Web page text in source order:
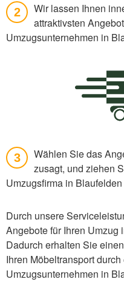
2
Wir lassen Ihnen
attraktivsten
Umzugsunternehmen in
3
Wählen Sie das
zusagt, und ziehen
Umzugsfirma in Blaufelden
Durch unsere
Angebote für Ihren
Dadurch erhalten Sie
Ihren Möbeltransport
Umzugsunternehmen in